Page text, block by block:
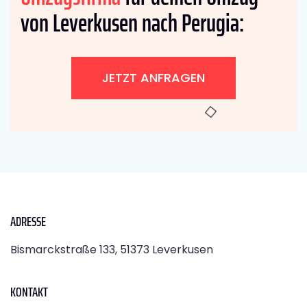
von Leverkusen nach Perugia:
JETZT ANFRAGEN
ADRESSE
Bismarckstraße 133, 51373 Leverkusen
KONTAKT